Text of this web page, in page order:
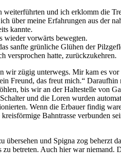
und ich erklomm die
über meine Erfahrungen aus der
kannte.
wieder vorwärts bewegten.
sanfte grünliche Glühen der
versprochen hatte, zurückzukehren.
wir zügig unterwegs. Mir kam es
Freund, das freut mich.“
bis wir an der Haltestelle von
und die Loren wurden
Wenn die Erbauer findig
Bahntrasse verbunden
und Spigna zog beherzt
betreten. Auch hier war niemand.